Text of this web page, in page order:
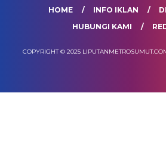
HOME INFO IKLAN
HUBUNGI KAMI
COPYRIGHT © 2025